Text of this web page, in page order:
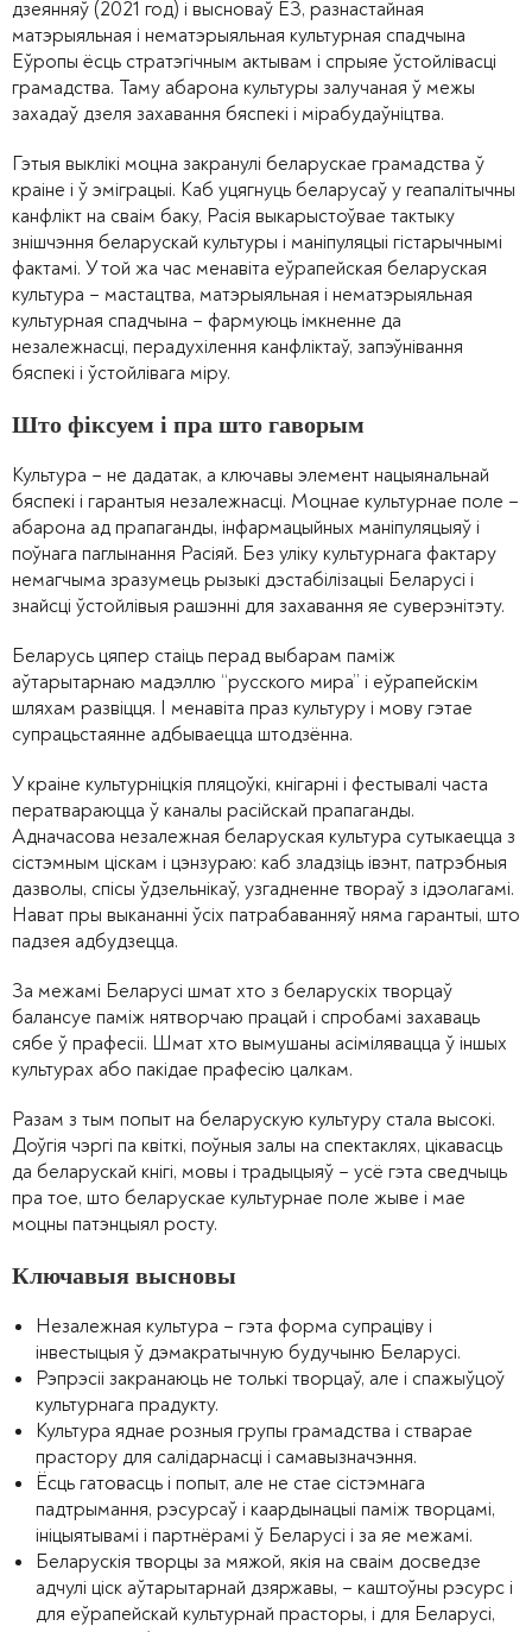
дзеянняў (2021 год) і высноваў ЕЗ, разнастайная
матэрыяльная і нематэрыяльная культурная спадчына
Еўропы ёсць стратэгічным актывам і спрыяе ўстойлівасці
грамадства. Таму абарона культуры залучаная ў межы
захадаў дзеля захавання бяспекі і мірабудаўніцтва.
Гэтыя выклікі моцна закранулі беларускае грамадства ў
краіне і ў эміграцыі. Каб уцягнуць беларусаў у геапалітычны
канфлікт на сваім баку, Расія выкарыстоўвае тактыку
знішчэння беларускай культуры і маніпуляцыі гістарычнымі
фактамі. У той жа час менавіта еўрапейская беларуская
культура – мастацтва, матэрыяльная і нематэрыяльная
культурная спадчына – фармуюць імкненне да
незалежнасці, перадухілення канфліктаў, запэўнівання
бяспекі і ўстойлівага міру.
Што фіксуем і пра што гаворым
Культура – не дадатак, а ключавы элемент нацыянальнай
бяспекі і гарантыя незалежнасці. Моцнае культурнае поле –
абарона ад прапаганды, інфармацыйных маніпуляцыяў і
поўнага паглынання Расіяй. Без уліку культурнага фактару
немагчыма зразумець рызыкі дэстабілізацыі Беларусі і
знайсці ўстойлівыя рашэнні для захавання яе суверэнітэту.
Беларусь цяпер стаіць перад выбарам паміж
аўтарытарнаю мадэллю “русского мира” і еўрапейскім
шляхам развіцця. І менавіта праз культуру і мову гэтае
супрацьстаянне адбываецца штодзённа.
У краіне культурніцкія пляцоўкі, кнігарні і фестывалі часта
ператвараюцца ў каналы расійскай прапаганды.
Адначасова незалежная беларуская культура сутыкаецца з
сістэмным ціскам і цэнзураю: каб зладзіць івэнт, патрэбныя
дазволы, спісы ўдзельнікаў, узгадненне твораў з ідэолагамі.
Нават пры выкананні ўсіх патрабаванняў няма гарантыі, што
падзея адбудзецца.
За межамі Беларусі шмат хто з беларускіх творцаў
балансуе паміж нятворчаю працай і спробамі захаваць
сябе ў прафесіі. Шмат хто вымушаны асімілявацца ў іншых
культурах або пакідае прафесію цалкам.
Разам з тым попыт на беларускую культуру стала высокі.
Доўгія чэргі па квіткі, поўныя залы на спектаклях, цікавасць
да беларускай кнігі, мовы і традыцыяў – усё гэта сведчыць
пра тое, што беларускае культурнае поле жыве і мае
моцны патэнцыял росту.
Ключавыя высновы
Незалежная культура – гэта форма супраціву і
інвестыцыя ў дэмакратычную будучыню Беларусі.
Рэпрэсіі закранаюць не толькі творцаў, але і спажыўцоў
культурнага прадукту.
Культура яднае розныя групы грамадства і стварае
прастору для салідарнасці і самавызначэння.
Ёсць гатовасць і попыт, але не стае сістэмнага
падтрымання, рэсурсаў і каардынацыі паміж творцамі,
ініцыятывамі і партнёрамі ў Беларусі і за яе межамі.
Беларускія творцы за мяжой, якiя на сваім досведзе
адчулі ціск аўтарытарнай дзяржавы, – каштоўны рэсурс і
для еўрапейскай культурнай прасторы, і для Беларусі,